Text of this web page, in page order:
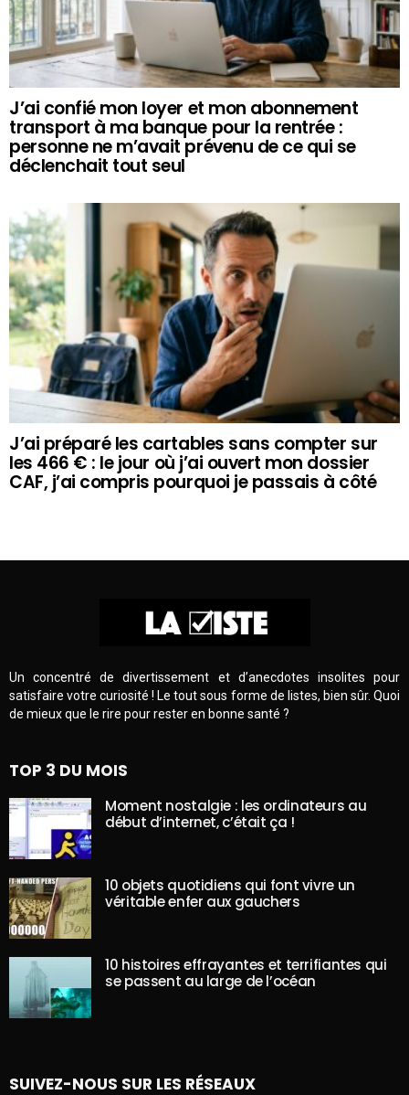
J’ai confié mon loyer et mon abonnement
transport à ma banque pour la rentrée :
personne ne m’avait prévenu de ce qui se
déclenchait tout seul
J’ai préparé les cartables sans compter sur
les 466 € : le jour où j’ai ouvert mon dossier
CAF, j’ai compris pourquoi je passais à côté
Un concentré de divertissement et d’anecdotes insolites pour
satisfaire votre curiosité ! Le tout sous forme de listes, bien sûr. Quoi
de mieux que le rire pour rester en bonne santé ?
TOP 3 DU MOIS
Moment nostalgie : les ordinateurs au
début d’internet, c’était ça !
10 objets quotidiens qui font vivre un
véritable enfer aux gauchers
10 histoires effrayantes et terrifiantes qui
se passent au large de l’océan
SUIVEZ-NOUS SUR LES RÉSEAUX